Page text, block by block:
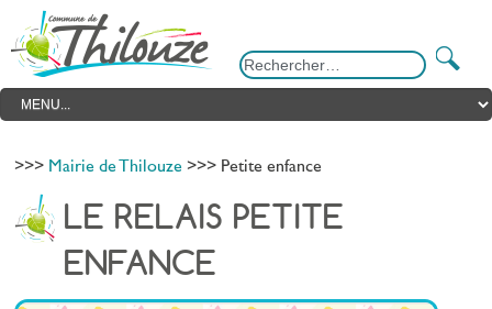
>>> Mairie de Thilouze >>> Petite enfance
LE RELAIS PETITE
ENFANCE